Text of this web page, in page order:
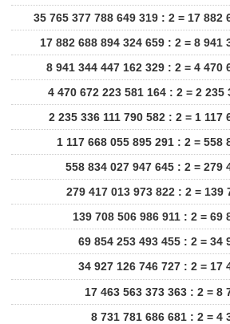
35 765 377 788 649 319 : 2 = 17 882
17 882 688 894 324 659 : 2 = 8 941
8 941 344 447 162 329 : 2 = 4 470
4 470 672 223 581 164 : 2 = 2 235
2 235 336 111 790 582 : 2 = 1 117
1 117 668 055 895 291 : 2 = 558
558 834 027 947 645 : 2 = 279
279 417 013 973 822 : 2 = 139
139 708 506 986 911 : 2 = 69
69 854 253 493 455 : 2 = 34
34 927 126 746 727 : 2 = 17
17 463 563 373 363 : 2 = 8
8 731 781 686 681 : 2 = 4